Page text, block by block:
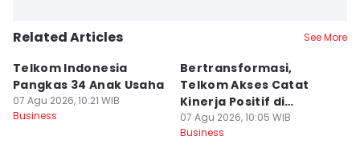
Related Articles See More
Telkom Indonesia
Pangkas 34 Anak Usaha
07 Agu 2026, 10:21 WIB
Business
Bertransformasi,
Telkom Akses Catat
Kinerja Positif di
Semester I-2026
07 Agu 2026, 10:05 WIB
Business